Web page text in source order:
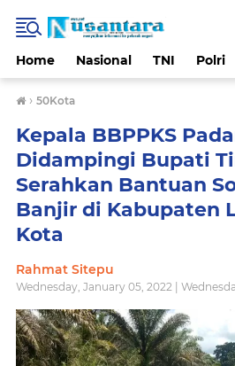
Home Nasional TNI Polri
› 50Kota
Kepala BBPPKS
Didampingi Bupati
Serahkan Bantuan
Banjir di Kabupaten
Kota
Rahmat Sitepu
Wednesday, January 05, 2022 |